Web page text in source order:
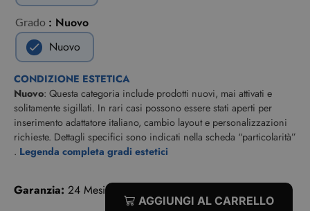
Grado : Nuovo
Nuovo
CONDIZIONE ESTETICA
Nuovo: Questa categoria include prodotti nuovi, mai attivati e
solitamente sigillati. In rari casi possono essere stati aperti per
inserimento adattatore italiano, cambio layout e personalizzazioni
richieste. Dettagli specifici sono indicati nella scheda “particolarità”
. Legenda completa gradi estetici
Garanzia: 24 Mesi
AGGIUNGI AL CARRELLO